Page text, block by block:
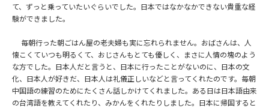
て、ずっと乗っていたいぐらいでした。日本ではなかなかできない貴重な経
験ができました。
毎朝行った朝ごはん屋の老夫婦も実に忘れられません。おばさんは、人
懐こくていつも明るくて、おじさんもとても優しく、まさに人情の塊のよう
な方でした。日本人だと言うと、日本に行ったことがないのに、日本の文
化、日本人が好きだ、日本人は礼儀正しいなどと言ってくれたのです。毎朝
中国語の練習のためにたくさん話しかけてくれました。ある日は日本語由来
の台湾語を教えてくれたり、みかんをくれたりしました。日本に帰国すると